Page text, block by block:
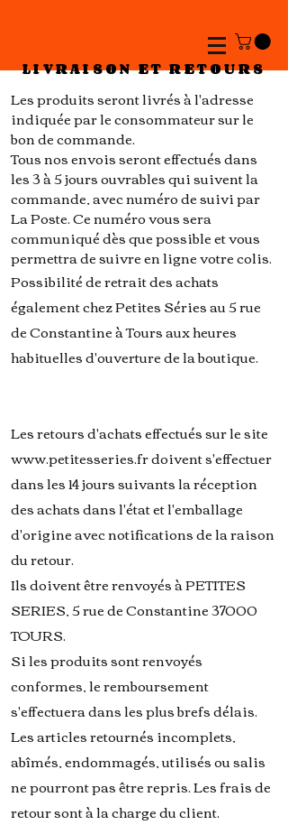
Les produits seront livrés à l'adresse
indiquée par le consommateur sur le
bon de commande.
Tous nos envois seront effectués dans
les 3 à 5 jours ouvrables qui suivent la
commande, avec numéro de suivi par
La Poste. Ce numéro vous sera
communiqué dès que possible et vous
permettra de suivre en ligne votre colis.
Possibilité de retrait des achats
également chez Petites Séries au 5 rue
de Constantine à Tours aux heures
habituelles d'ouverture de la boutique.
Les retours d'achats effectués sur le site
www.petitesseries.frdoivent s'effectuer
dans les 14 jours suivants la réception
des achats dans l'état et l'emballage
d'origine avec notifications de la raison
du retour.
Ils doivent être renvoyés à PETITES
SERIES, 5 rue de Constantine 37000
TOURS.
Si les produits sont renvoyés
conformes, le remboursement
s'effectuera dans les plus brefs délais.
Les articles retournés incomplets,
abîmés, endommagés, utilisés ou salis
ne pourront pas être repris. Les frais de
retour sont à la charge du client.
LIVRAISON ET RETOURS